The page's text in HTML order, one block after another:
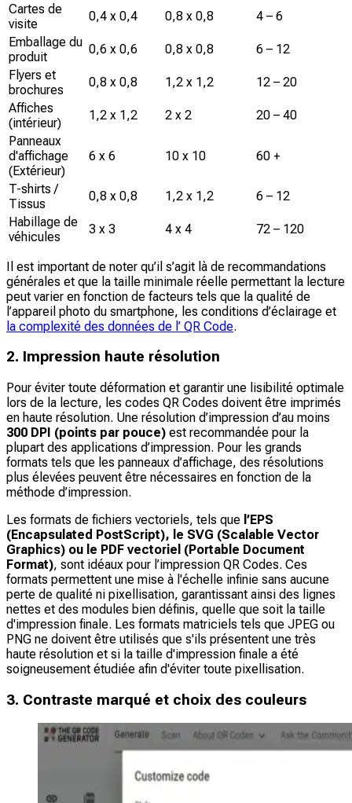
Cartes de
visite
0,4 x 0,4 0,8 x 0,8
4 – 6
Emballage du
produit
0,6 x 0,6 0,8 x 0,8
6 – 12
Flyers et
brochures
0,8 x 0,8 1,2 x 1,2
12 – 20
Affiches
(intérieur)
1,2 x 1,2 2 x 2
20 – 40
Panneaux
d'affichage
(Extérieur)
6 x 6 10 x 10 60 +
T-shirts /
Tissus
0,8 x 0,8 1,2 x 1,2
6 – 12
Habillage de
véhicules
3 x 3 4 x 4 72 – 120
Il est important de noter qu’il s’agit là de recommandations
générales et que la taille minimale réelle permettant la lecture
peut varier en fonction de facteurs tels que la qualité de
l’appareil photo du smartphone, les conditions d’éclairage et
la complexité des données de l’ QR Code.
2. Impression haute résolution
Pour éviter toute déformation et garantir une lisibilité optimale
lors de la lecture, les codes QR Codes doivent être imprimés
en haute résolution. Une résolution d’impression d’au moins
300 DPI (points par pouce) est recommandée pour la
plupart des applications d’impression. Pour les grands
formats tels que les panneaux d’affichage, des résolutions
plus élevées peuvent être nécessaires en fonction de la
méthode d’impression.
Les formats de fichiers vectoriels, tels que l’EPS
(Encapsulated PostScript), le SVG (Scalable Vector
Graphics) ou le PDF vectoriel (Portable Document
Format), sont idéaux pour l’impression QR Codes. Ces
formats permettent une mise à l'échelle infinie sans aucune
perte de qualité ni pixellisation, garantissant ainsi des lignes
nettes et des modules bien définis, quelle que soit la taille
d'impression finale. Les formats matriciels tels que JPEG ou
PNG ne doivent être utilisés que s'ils présentent une très
haute résolution et si la taille d'impression finale a été
soigneusement étudiée afin d'éviter toute pixellisation.
3. Contraste marqué et choix des couleurs